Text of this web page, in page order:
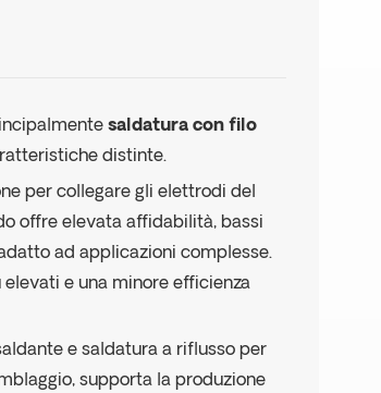
saldatura con filo
distinte.
per collegare gli elettrodi del
offre elevata affidabilità, bassi
ad applicazioni complesse.
e una minore efficienza
e saldatura a riflusso per
supporta la produzione